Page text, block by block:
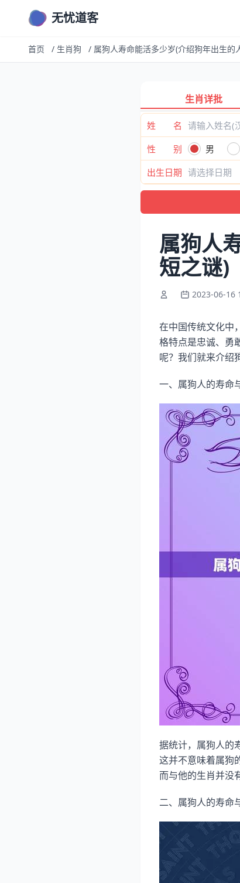
无忧道客
首页 / 生肖狗 / 属狗人寿命能活多少岁(介绍狗年出生的
生肖详批
姓 名
性 别
男
出生日期
属狗人
短之谜)
2023-06-16
在中国传统文化中
格特点是忠诚、勇
呢？我们就来介绍
一、属狗人的寿命
据统计，属狗人的
这并不意味着属狗
而与他的生肖并没
二、属狗人的寿命